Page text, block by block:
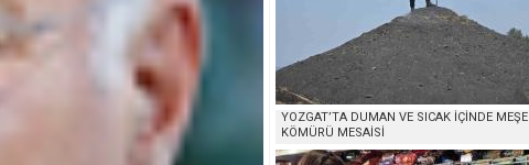
YOZGAT’TA DUMAN VE SICAK İÇİNDE MEŞE
KÖMÜRÜ MESAİSİ